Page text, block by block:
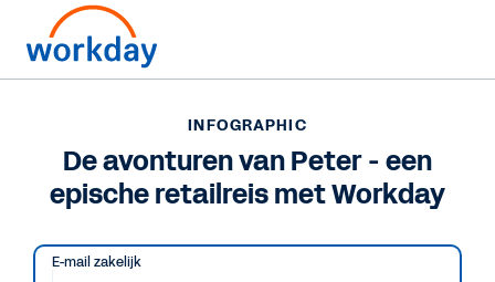
De avonturen van Peter
- een epische retailreis
met Workday
INFOGRAPHIC
De avonturen van Peter - een
epische retailreis met Workday
E-mail zakelijk